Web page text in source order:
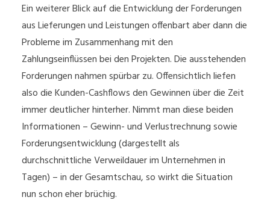
Ein weiterer Blick auf die Entwicklung der Forderungen
aus Lieferungen und Leistungen offenbart aber dann die
Probleme im Zusammenhang mit den
Zahlungseinflüssen bei den Projekten. Die ausstehenden
Forderungen nahmen spürbar zu. Offensichtlich liefen
also die Kunden-Cashflows den Gewinnen über die Zeit
immer deutlicher hinterher. Nimmt man diese beiden
Informationen – Gewinn- und Verlustrechnung sowie
Forderungsentwicklung (dargestellt als
durchschnittliche Verweildauer im Unternehmen in
Tagen) – in der Gesamtschau, so wirkt die Situation
nun schon eher brüchig.